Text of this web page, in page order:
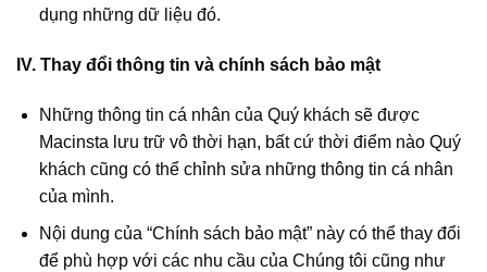
dụng những dữ liệu đó.
IV. Thay đổi thông tin và chính sách bảo mật
Những thông tin cá nhân của Quý khách sẽ được
Macinsta lưu trữ vô thời hạn, bất cứ thời điểm nào Quý
khách cũng có thể chỉnh sửa những thông tin cá nhân
của mình.
Nội dung của “Chính sách bảo mật” này có thể thay đổi
để phù hợp với các nhu cầu của Chúng tôi cũng như